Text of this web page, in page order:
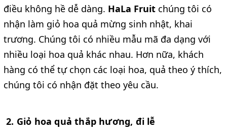
điều không hề dễ dàng. HaLa Fruit chúng tôi có
nhận làm giỏ hoa quả mừng sinh nhật, khai
trương. Chúng tôi có nhiều mẫu mã đa dạng với
nhiều loại hoa quả khác nhau. Hơn nữa, khách
hàng có thể tự chọn các loại hoa, quả theo ý thích,
chúng tôi có nhận đặt theo yêu cầu.
2. Giỏ hoa quả thắp hương, đi lễ